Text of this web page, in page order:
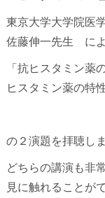
東京大学大学院
佐藤伸一先生 に
「抗ヒスタミン薬
ヒスタミン薬の特
の２演題を拝聴し
どちらの講演も非
見に触れることが